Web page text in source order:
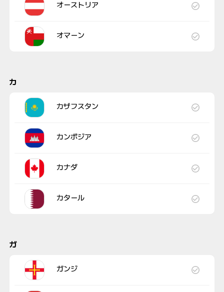
オーストリア
オマーン
カ
カザフスタン
カンボジア
カナダ
カタール
ガ
ガンジ